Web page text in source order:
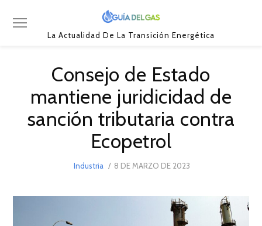
La Actualidad De La Transición Energética
Consejo de Estado
mantiene juridicidad de
sanción tributaria contra
Ecopetrol
Industria
POSTED
8 DE MARZO DE 2023